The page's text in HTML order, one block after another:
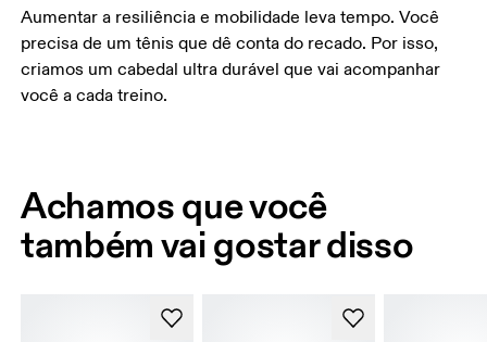
Aumentar a resiliência e mobilidade leva tempo. Você
precisa de um tênis que dê conta do recado. Por isso,
criamos um cabedal ultra durável que vai acompanhar
você a cada treino.
Achamos que você
também vai gostar disso